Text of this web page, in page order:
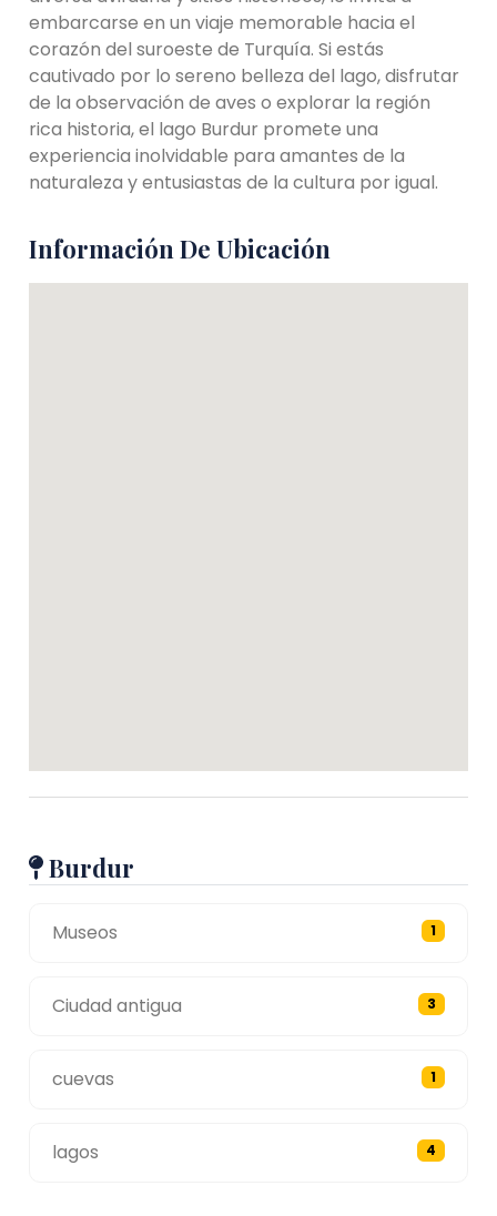
embarcarse en un viaje memorable hacia el
corazón del suroeste de Turquía. Si estás
cautivado por lo sereno belleza del lago, disfrutar
de la observación de aves o explorar la región
rica historia, el lago Burdur promete una
experiencia inolvidable para amantes de la
naturaleza y entusiastas de la cultura por igual.
Información De Ubicación
Burdur
Museos 1
Ciudad antigua 3
cuevas 1
lagos 4